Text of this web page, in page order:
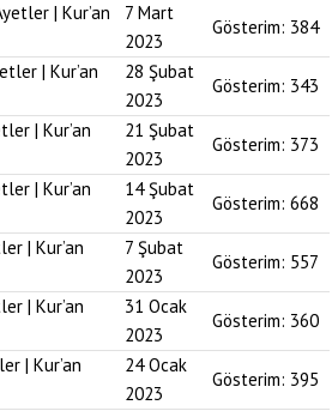
| Kur’an
7 Mart
2023
Gösterim: 384
| Kur’an
28 Şubat
2023
Gösterim: 343
| Kur’an
21 Şubat
2023
Gösterim: 373
| Kur’an
14 Şubat
2023
Gösterim: 668
| Kur’an
7 Şubat
2023
Gösterim: 557
| Kur’an
31 Ocak
2023
Gösterim: 360
| Kur’an
24 Ocak
2023
Gösterim: 395